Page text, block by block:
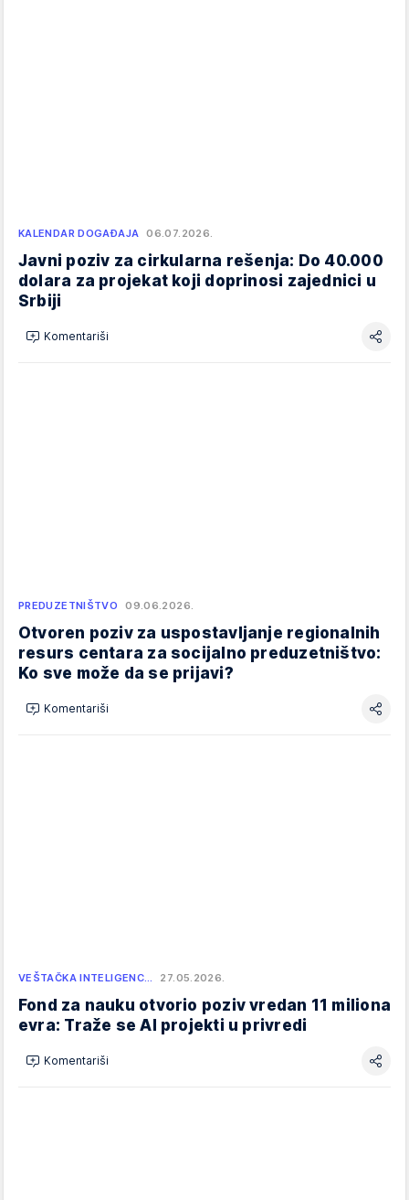
KALENDAR DOGAĐAJA 06.07.2026.
Javni poziv za cirkularna rešenja: Do 40.000
dolara za projekat koji doprinosi zajednici u
Srbiji
Komentariši
PREDUZETNIŠTVO 09.06.2026.
Otvoren poziv za uspostavljanje regionalnih
resurs centara za socijalno preduzetništvo:
Ko sve može da se prijavi?
Komentariši
VEŠTAČKA INTELIGENC… 27.05.2026.
Fond za nauku otvorio poziv vredan 11 miliona
evra: Traže se AI projekti u privredi
Komentariši